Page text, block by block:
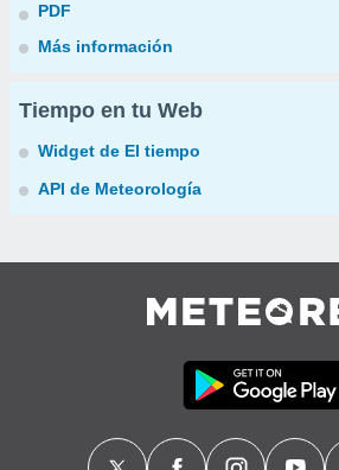
PDF
Más información
Tiempo en tu Web
Widget de El tiempo
API de Meteorología